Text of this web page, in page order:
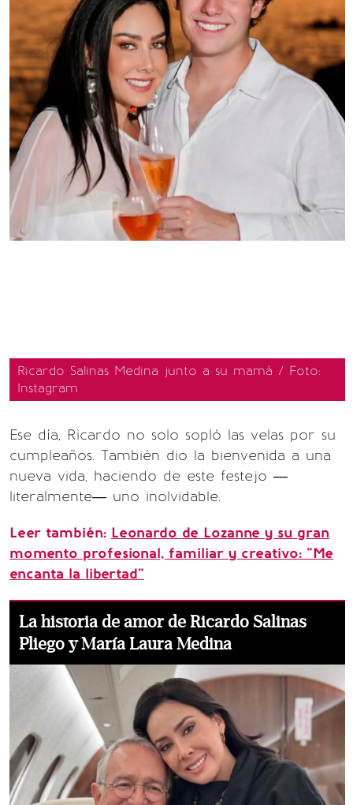
Ricardo Salinas Medina junto a su mamá / Foto:
Instagram
Ese día, Ricardo no solo sopló las velas por su
cumpleaños. También dio la bienvenida a una
nueva vida, haciendo de este festejo —
literalmente— uno inolvidable.
Leer también: Leonardo de Lozanne y su gran
momento profesional, familiar y creativo: "Me
encanta la libertad"
La historia de amor de Ricardo Salinas
Pliego y María Laura Medina